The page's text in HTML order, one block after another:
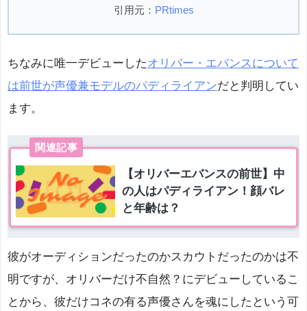
引用元： PRtimes
ちなみに唯一デビューしたオリバー・エバンスについて
は前世が声優兼モデルのパディライアンだと判明してい
ます。
彼がオーディションだったのかスカウトだったのかは不
明ですが、オリバーだけ不自然？にデビューしているこ
とから、彼だけコネの有る声優さんを魂にしたという可